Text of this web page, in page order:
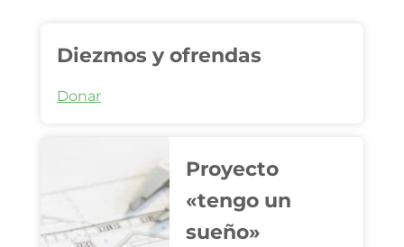
Diezmos y ofrendas
Donar
Proyecto
«tengo un
sueño»